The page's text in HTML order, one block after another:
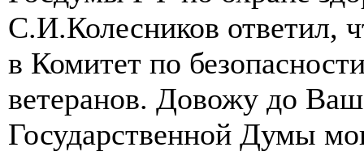
С.И.Колесников ответил,
в Комитет по
ветеранов. Довожу до
Государственной Думы